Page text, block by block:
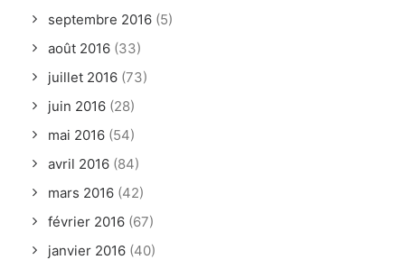
septembre 2016 (5)
août 2016 (33)
juillet 2016 (73)
juin 2016 (28)
mai 2016 (54)
avril 2016 (84)
mars 2016 (42)
février 2016 (67)
janvier 2016 (40)